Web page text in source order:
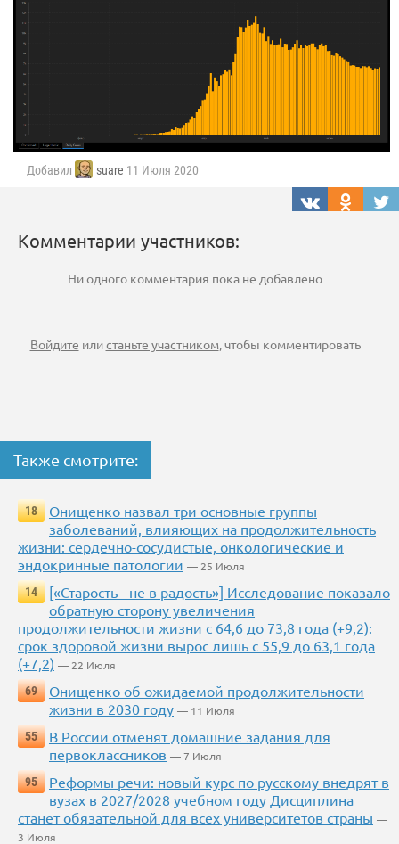
Добавил suare 11 Июля 2020
Комментарии участников:
Ни одного комментария пока не добавлено
Войдите илистаньте участником, чтобы комментировать
Также смотрите:
18
Онищенко назвал три основные группы
заболеваний, влияющих на продолжительность
жизни: сердечно-сосудистые, онкологические и
эндокринные патологии — 25 Июля
14
[«Старость - не в радость»] Исследование показало
обратную сторону увеличения
продолжительности жизни с 64,6 до 73,8 года (+9,2):
срок здоровой жизни вырос лишь с 55,9 до 63,1 года
(+7,2) — 22 Июля
69
Онищенко об ожидаемой продолжительности
жизни в 2030 году — 11 Июля
55
В России отменят домашние задания для
первоклассников — 7 Июля
95
Реформы речи: новый курс по русскому внедрят в
вузах в 2027/2028 учебном году Дисциплина
станет обязательной для всех университетов страны —
3 Июля